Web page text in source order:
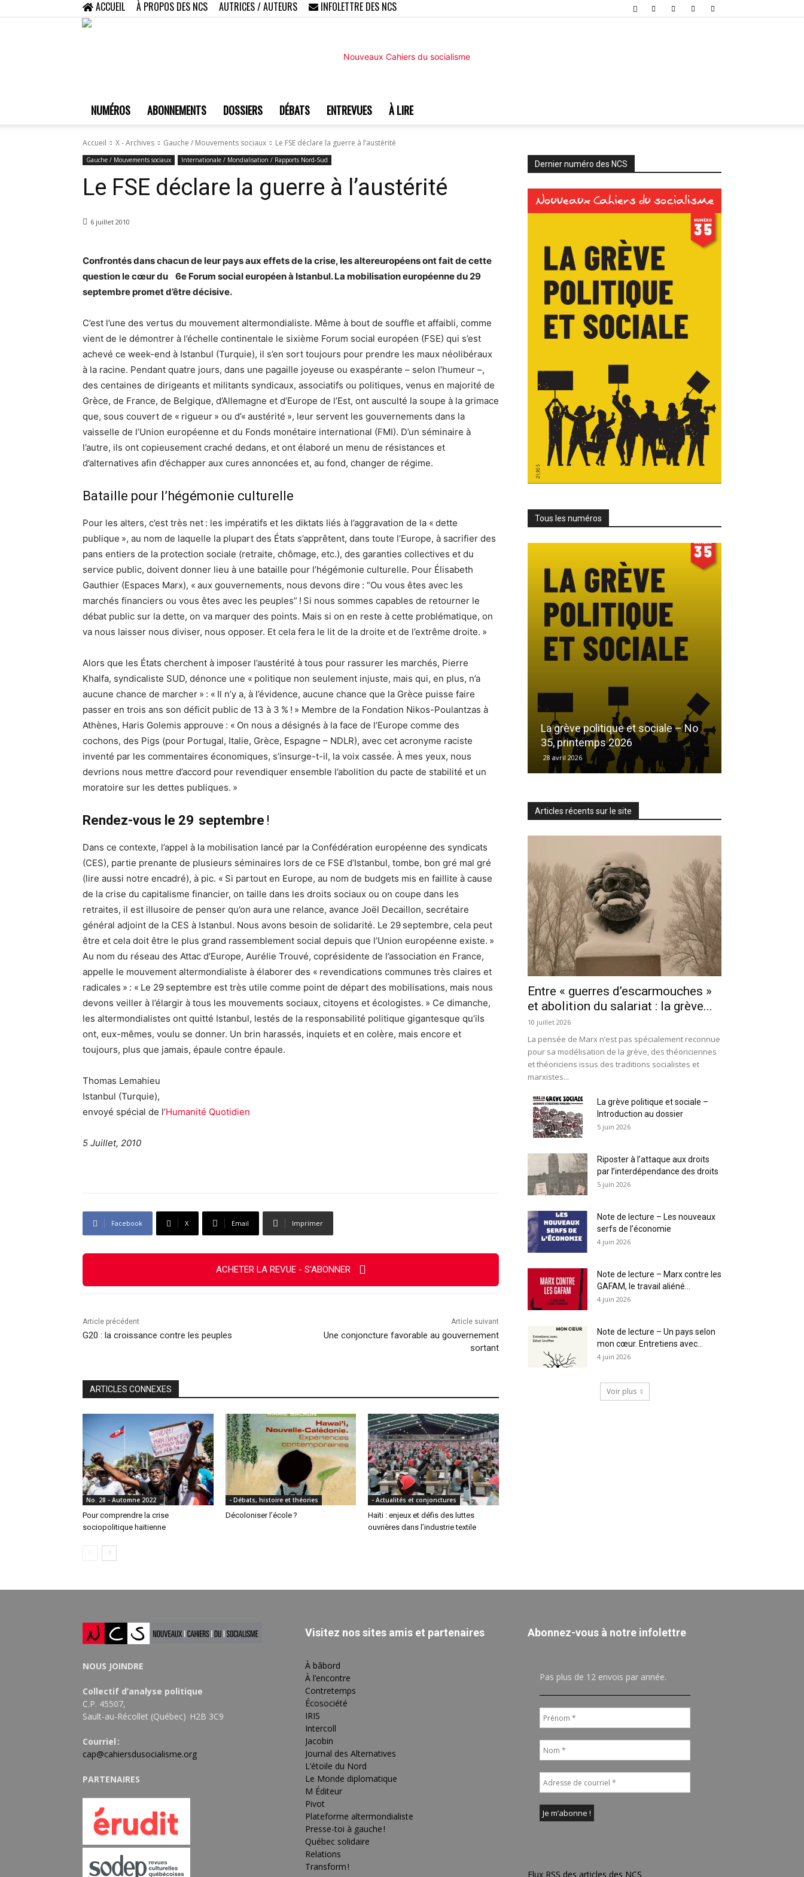
ACCUEIL À PROPOS DES NCS AUTRICES / AUTEURS INFOLETTRE DES NCS
socialisme
NUMÉROS ABONNEMENTS DOSSIERS DÉBATS ENTREVUES À LIRE
Accueil X - Archives Gauche / Mouvements sociaux Le FSE déclare la guerre à l’austérité
Gauche / Mouvements sociaux Internationale / Mondialisation / Rapports Nord-Sud
Le FSE déclare la guerre à l’austérité
6 juillet 2010
Confrontés dans chacun de leur pays aux effets de la crise, les altereuropéens ont fait de cette
question le cœur du 6e Forum social européen à Istanbul. La mobilisation européenne du 29
septembre promet d’être décisive.
C’est l’une des vertus du mouvement altermondialiste. Même à bout de souffle et affaibli, comme
vient de le démontrer à l’échelle continentale le sixième Forum social européen (FSE) qui s’est
achevé ce week-end à Istanbul (Turquie), il s’en sort toujours pour prendre les maux néolibéraux
à la racine. Pendant quatre jours, dans une pagaille joyeuse ou exaspérante – selon l’humeur –,
des centaines de dirigeants et militants syndicaux, associatifs ou politiques, venus en majorité de
Grèce, de France, de Belgique, d’Allemagne et d’Europe de l’Est, ont ausculté la soupe à la grimace
que, sous couvert de « rigueur » ou d’« austérité », leur servent les gouvernements dans la
vaisselle de l’Union européenne et du Fonds monétaire international (FMI). D’un séminaire à
l’autre, ils ont copieusement craché dedans, et ont élaboré un menu de résistances et
d’alternatives afin d’échapper aux cures annoncées et, au fond, changer de régime.
Bataille pour l’hégémonie culturelle
Pour les alters, c’est très net : les impératifs et les diktats liés à l’aggravation de la « dette
publique », au nom de laquelle la plupart des États s’apprêtent, dans toute l’Europe, à sacrifier des
pans entiers de la protection sociale (retraite, chômage, etc.), des garanties collectives et du
service public, doivent donner lieu à une bataille pour l’hégémonie culturelle. Pour Élisabeth
Gauthier (Espaces Marx), « aux gouvernements, nous devons dire : “Ou vous êtes avec les
marchés financiers ou vous êtes avec les peuples” ! Si nous sommes capables de retourner le
débat public sur la dette, on va marquer des points. Mais si on en reste à cette problématique, on
va nous laisser nous diviser, nous opposer. Et cela fera le lit de la droite et de l’extrême droite. »
Alors que les États cherchent à imposer l’austérité à tous pour rassurer les marchés, Pierre
Khalfa, syndicaliste SUD, dénonce une « politique non seulement injuste, mais qui, en plus, n’a
aucune chance de marcher » : « Il n’y a, à l’évidence, aucune chance que la Grèce puisse faire
passer en trois ans son déficit public de 13 à 3 % ! » Membre de la Fondation Nikos-Poulantzas à
Athènes, Haris Golemis approuve : « On nous a désignés à la face de l’Europe comme des
cochons, des Pigs (pour Portugal, Italie, Grèce, Espagne – NDLR), avec cet acronyme raciste
inventé par les commentaires économiques, s’insurge-t-il, la voix cassée. À mes yeux, nous
devrions nous mettre d’accord pour revendiquer ensemble l’abolition du pacte de stabilité et un
moratoire sur les dettes publiques. »
Rendez-vous le 29 septembre !
Dans ce contexte, l’appel à la mobilisation lancé par la Confédération européenne des syndicats
(CES), partie prenante de plusieurs séminaires lors de ce FSE d’Istanbul, tombe, bon gré mal gré
(lire aussi notre encadré), à pic. « Si partout en Europe, au nom de budgets mis en faillite à cause
de la crise du capitalisme financier, on taille dans les droits sociaux ou on coupe dans les
retraites, il est illusoire de penser qu’on aura une relance, avance Joël Decaillon, secrétaire
général adjoint de la CES à Istanbul. Nous avons besoin de solidarité. Le 29 septembre, cela peut
être et cela doit être le plus grand rassemblement social depuis que l’Union européenne existe. »
Au nom du réseau des Attac d’Europe, Aurélie Trouvé, coprésidente de l’association en France,
appelle le mouvement altermondialiste à élaborer des « revendications communes très claires et
radicales » : « Le 29 septembre est très utile comme point de départ des mobilisations, mais nous
devons veiller à l’élargir à tous les mouvements sociaux, citoyens et écologistes. » Ce dimanche,
les altermondialistes ont quitté Istanbul, lestés de la responsabilité politique gigantesque qu’ils
ont, eux-mêmes, voulu se donner. Un brin harassés, inquiets et en colère, mais encore et
toujours, plus que jamais, épaule contre épaule.
Thomas Lemahieu
Istanbul (Turquie),
envoyé spécial de l’Humanité Quotidien
5 Juillet, 2010
Facebook X Email Imprimer
ACHETER LA REVUE - S'ABONNER
Article précédent
G20 : la croissance contre les peuples
Article suivant
Une conjoncture favorable au gouvernement
sortant
ARTICLES CONNEXES
No. 28 - Automne 2022
Pour comprendre la crise
sociopolitique haïtienne
- Débats, histoire et théories
Décoloniser l’école ?
- Actualités et conjonctures
Haïti : enjeux et défis des luttes
ouvrières dans l’industrie textile
Dernier numéro des NCS
Tous les numéros
La grève politique et sociale – No
35, printemps 2026
28 avril 2026
Articles récents sur le site
Entre « guerres d’escarmouches »
et abolition du salariat : la grève...
10 juillet 2026
La pensée de Marx n’est pas spécialement reconnue
pour sa modélisation de la grève, des théoriciennes
et théoriciens issus des traditions socialistes et
marxistes...
La grève politique et sociale –
Introduction au dossier
5 juin 2026
Riposter à l’attaque aux droits
par l’interdépendance des droits
5 juin 2026
Note de lecture – Les nouveaux
serfs de l’économie
4 juin 2026
Note de lecture – Marx contre les
GAFAM, le travail aliéné...
4 juin 2026
Note de lecture – Un pays selon
mon cœur. Entretiens avec...
4 juin 2026
Voir plus
NOUS JOINDRE
Collectif d’analyse politique
C.P. 45507,
Sault-au-Récollet (Québec) H2B 3C9
Courriel :
cap@cahiersdusocialisme.org
PARTENAIRES
Visitez nos sites amis et partenaires
À bâbord
À l’encontre
Contretemps
Écosociété
IRIS
Intercoll
Jacobin
Journal des Alternatives
L’étoile du Nord
Le Monde diplomatique
M Éditeur
Pivot
Plateforme altermondialiste
Presse-toi à gauche !
Québec solidaire
Relations
Transform !
Abonnez-vous à notre infolettre
Pas plus de 12 envois par année.
Flux RSS des articles des NCS